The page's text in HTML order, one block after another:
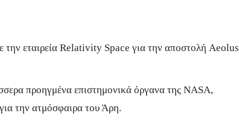
την εταιρεία Relativity Space για την αποστολή Aeolus
προηγμένα επιστημονικά όργανα της NASA,
την ατμόσφαιρα του Άρη.